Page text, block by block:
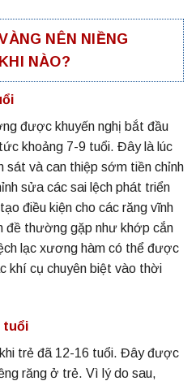
NÊN NIỀNG
NÀO?
được khuyến nghị bắt đầu
khoảng 7-9 tuổi. Đây là lúc
sát và can thiệp sớm tiền chỉnh
sửa các sai lệch phát triển
điều kiện cho các răng vĩnh
đề thường gặp như khớp cắn
lạc xương hàm có thể được
khí cụ chuyên biệt vào thời
tuổi
trẻ đã 12-16 tuổi. Đây được
răng ở trẻ. Vì lý do sau,